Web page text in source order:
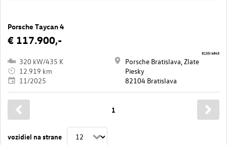
Porsche Taycan 4
€ 117.900,-
320 kW/435 K
12.919 km
11/2025
Porsche Bratislava, Zlate
Piesky
82104 Bratislava
8135/6843
vozidiel na strane
1